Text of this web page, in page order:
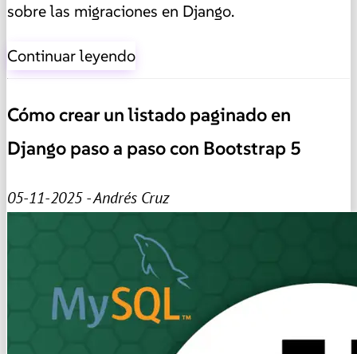
sobre las migraciones en Django.
Continuar leyendo
Cómo crear un listado paginado en
Django paso a paso con Bootstrap 5
05-11-2025 - Andrés Cruz